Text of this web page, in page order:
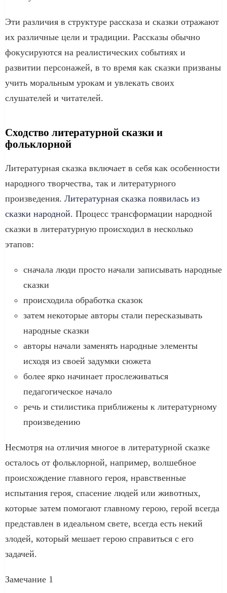
Эти различия в структуре рассказа и сказки отражают
их различные цели и традиции. Рассказы обычно
фокусируются на реалистических событиях и
развитии персонажей, в то время как сказки призваны
учить моральным урокам и увлекать своих
слушателей и читателей.
Сходство литературной сказки и
фольклорной
Литературная сказка включает в себя как особенности
народного творчества, так и литературного
произведения. Литературная сказка появилась из
сказки народной. Процесс трансформации народной
сказки в литературную происходил в несколько
этапов:
сначала люди просто начали записывать народные
сказки
происходила обработка сказок
затем некоторые авторы стали пересказывать
народные сказки
авторы начали заменять народные элементы
исходя из своей задумки сюжета
более ярко начинает прослеживаться
педагогическое начало
речь и стилистика приближены к литературному
произведению
Несмотря на отличия многое в литературной сказке
осталось от фольклорной, например, волшебное
происхождение главного героя, нравственные
испытания героя, спасение людей или животных,
которые затем помогают главному герою, герой всегда
представлен в идеальном свете, всегда есть некий
злодей, который мешает герою справиться с его
задачей.
Замечание 1